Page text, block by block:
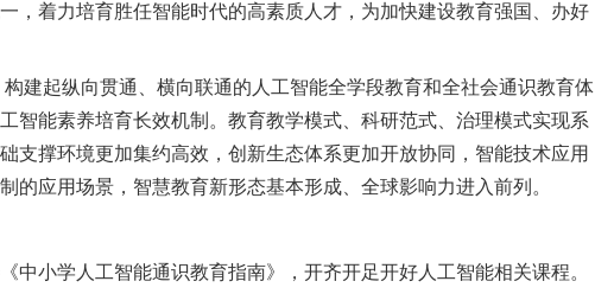
，着力培育胜任智能时代的高素质人才，为加快建设教育强国、办好
起纵向贯通、横向联通的人工智能全学段教育和全社会通识教育体
智能素养培育长效机制。教育教学模式、科研范式、治理模式实现系
支撑环境更加集约高效，创新生态体系更加开放协同，智能技术应用
应用场景，智慧教育新形态基本形成、全球影响力进入前列。
小学人工智能通识教育指南》，开齐开足开好人工智能相关课程。